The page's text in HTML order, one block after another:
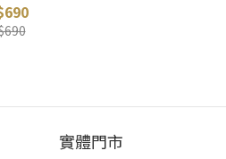
實體門市